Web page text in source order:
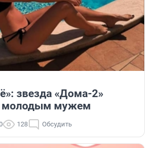
звезда «Дома-2»
молодым мужем
128 Обсудить